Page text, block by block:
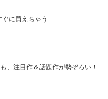
に買えちゃう
、注目作＆話題作が勢ぞろい！